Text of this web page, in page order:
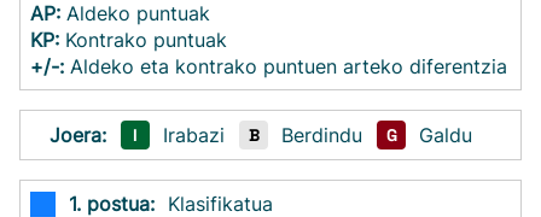
AP: Aldeko puntuak
KP: Kontrako puntuak
+/-: Aldeko eta kontrako puntuen arteko diferentzia
Joera: I Irabazi B Berdindu G Galdu
1. postua: Klasifikatua